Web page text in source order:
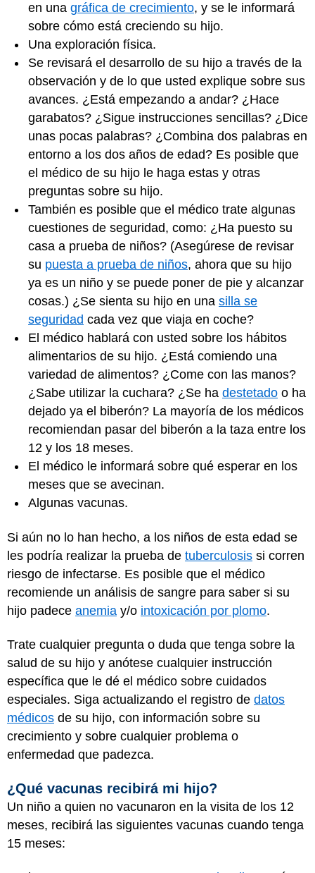
en una gráfica de crecimiento, y se le informará
sobre cómo está creciendo su hijo.
Una exploración física.
Se revisará el desarrollo de su hijo a través de la
observación y de lo que usted explique sobre sus
avances. ¿Está empezando a andar? ¿Hace
garabatos? ¿Sigue instrucciones sencillas? ¿Dice
unas pocas palabras? ¿Combina dos palabras en
entorno a los dos años de edad? Es posible que
el médico de su hijo le haga estas y otras
preguntas sobre su hijo.
También es posible que el médico trate algunas
cuestiones de seguridad, como: ¿Ha puesto su
casa a prueba de niños? (Asegúrese de revisar
su puesta a prueba de niños, ahora que su hijo
ya es un niño y se puede poner de pie y alcanzar
cosas.) ¿Se sienta su hijo en una silla se
seguridad cada vez que viaja en coche?
El médico hablará con usted sobre los hábitos
alimentarios de su hijo. ¿Está comiendo una
variedad de alimentos? ¿Come con las manos?
¿Sabe utilizar la cuchara? ¿Se ha destetado o ha
dejado ya el biberón? La mayoría de los médicos
recomiendan pasar del biberón a la taza entre los
12 y los 18 meses.
El médico le informará sobre qué esperar en los
meses que se avecinan.
Algunas vacunas.
Si aún no lo han hecho, a los niños de esta edad se
les podría realizar la prueba de tuberculosis si corren
riesgo de infectarse. Es posible que el médico
recomiende un análisis de sangre para saber si su
hijo padece anemia y/o intoxicación por plomo.
Trate cualquier pregunta o duda que tenga sobre la
salud de su hijo y anótese cualquier instrucción
específica que le dé el médico sobre cuidados
especiales. Siga actualizando el registro de datos
médicos de su hijo, con información sobre su
crecimiento y sobre cualquier problema o
enfermedad que padezca.
¿Qué vacunas recibirá mi hijo?
Un niño a quien no vacunaron en la visita de los 12
meses, recibirá las siguientes vacunas cuando tenga
15 meses: